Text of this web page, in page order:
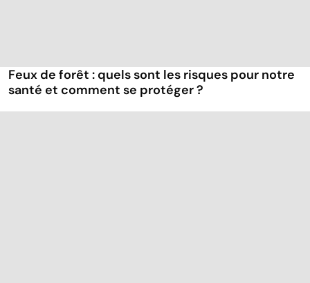
Feux de forêt : quels sont les risques pour notre
santé et comment se protéger ?